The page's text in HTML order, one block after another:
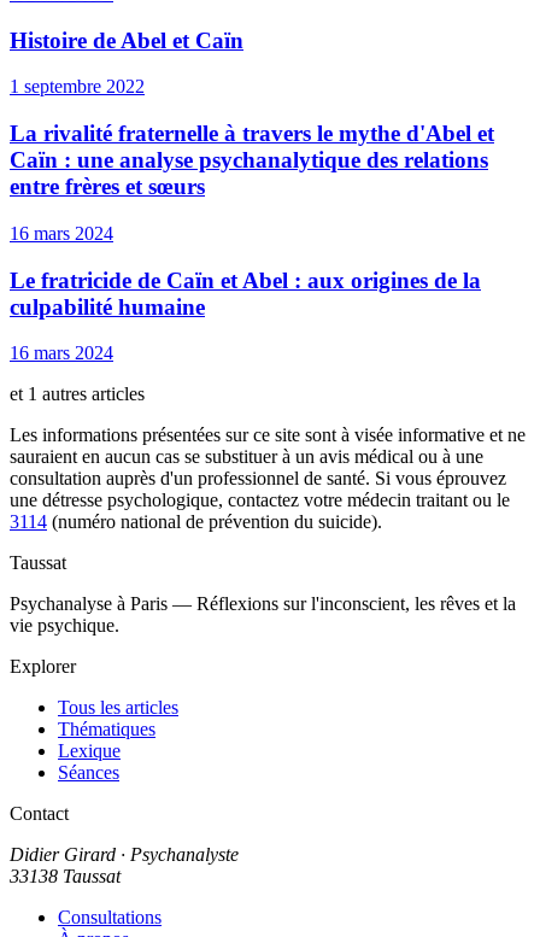
Histoire de Abel et Caïn
1 septembre 2022
La rivalité fraternelle à travers le mythe d'Abel et
Caïn : une analyse psychanalytique des relations
entre frères et sœurs
16 mars 2024
Le fratricide de Caïn et Abel : aux origines de la
culpabilité humaine
16 mars 2024
et 1 autres articles
Les informations présentées sur ce site sont à visée informative et ne
sauraient en aucun cas se substituer à un avis médical ou à une
consultation auprès d'un professionnel de santé. Si vous éprouvez
une détresse psychologique, contactez votre médecin traitant ou le
3114 (numéro national de prévention du suicide).
Taussat
Psychanalyse à Paris — Réflexions sur l'inconscient, les rêves et la
vie psychique.
Explorer
Tous les articles
Thématiques
Lexique
Séances
Contact
Didier Girard · Psychanalyste
33138 Taussat
Consultations